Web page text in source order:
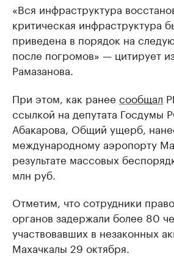
«Вся инфраструктура
критическая инфраструктура
приведена в порядок на
после погромов» — цитирует
Рамазанова.
При этом, как ранее сообщал
ссылкой на депутата Госдумы
Абакарова, Общий ущерб,
международному аэропорту
результате массовых
млн руб.
Отметим, что сотрудники
органов задержали более 80
участвовавших в незаконных
Махачкалы 29 октября.